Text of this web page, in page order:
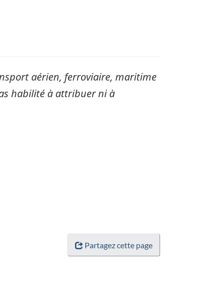
aérien, ferroviaire, maritime
habilité à attribuer ni à
Partagez cette page